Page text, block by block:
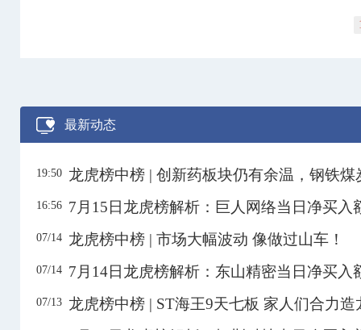
3日 600227
600257 大湖股份 4.90 10.11% 2560.68万
600288 大恒科技 15.46 -10.01% 9065.83万
600343 航天动力 20.21 -10.02% 2.01亿
3日 600343 航天动力 20.21 -10.02% 2.12亿
3日 600403 大有能源 5.63 9.96% 2.06亿
最新动态
19:50 龙虎榜中榜 | 创新药板块仍有余温，钢铁煤
16:56 7月15日龙虎榜解析：巨人网络当日净买入
07/14 龙虎榜中榜 | 市场大幅波动 像做过山车！
07/14 7月14日龙虎榜解析：东山精密当日净买入
07/13 龙虎榜中榜 | ST海王9天七板 家人们合力造